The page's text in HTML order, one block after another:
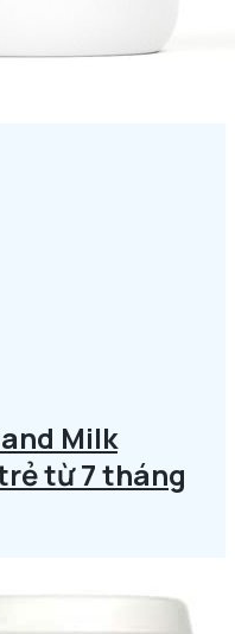
Milk
từ 7 tháng